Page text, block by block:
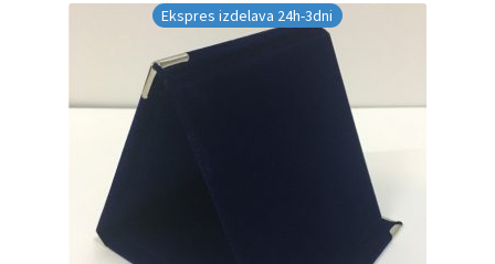
Ekspres izdelava 24h-3dni